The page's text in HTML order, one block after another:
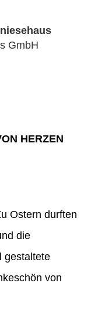
GmbH
HERZEN
Ostern durften
die
gestaltete
von